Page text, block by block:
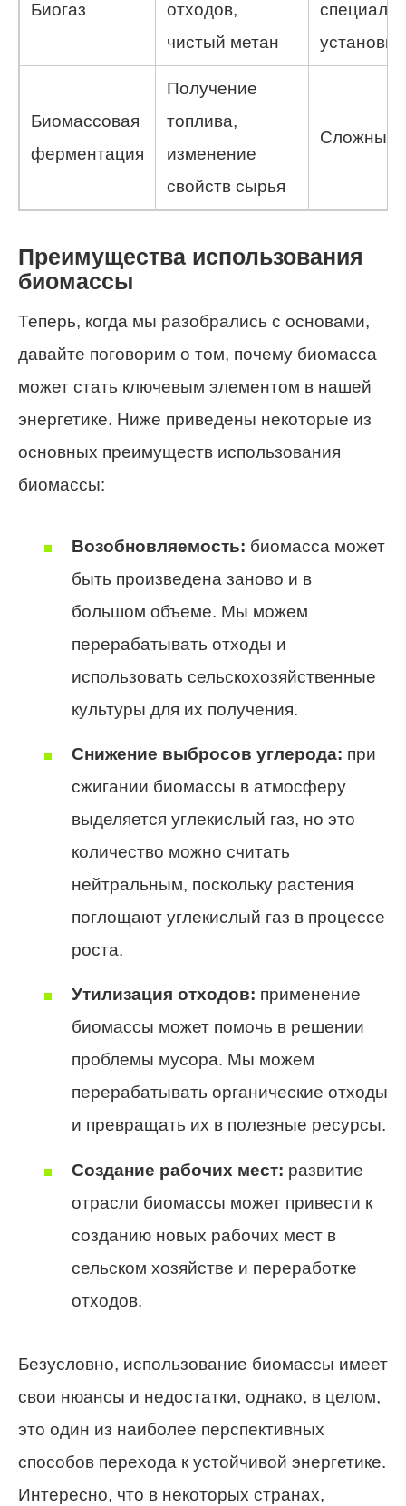
Биогаз
отходов,
чистый метан
Биомассовая
ферментация
Получение
топлива,
изменение
свойств сырья
Сложные
Преимущества использования
биомассы
Теперь, когда мы разобрались с основами,
давайте поговорим о том, почему биомасса
может стать ключевым элементом в нашей
энергетике. Ниже приведены некоторые из
основных преимуществ использования
биомассы:
Возобновляемость: биомасса может
быть произведена заново и в
большом объеме. Мы можем
перерабатывать отходы и
использовать сельскохозяйственные
культуры для их получения.
Снижение выбросов углерода: при
сжигании биомассы в атмосферу
выделяется углекислый газ, но это
количество можно считать
нейтральным, поскольку растения
поглощают углекислый газ в процессе
роста.
Утилизация отходов: применение
биомассы может помочь в решении
проблемы мусора. Мы можем
перерабатывать органические отходы
и превращать их в полезные ресурсы.
Создание рабочих мест: развитие
отрасли биомассы может привести к
созданию новых рабочих мест в
сельском хозяйстве и переработке
отходов.
Безусловно, использование биомассы имеет
свои нюансы и недостатки, однако, в целом,
это один из наиболее перспективных
способов перехода к устойчивой энергетике.
Интересно, что в некоторых странах,